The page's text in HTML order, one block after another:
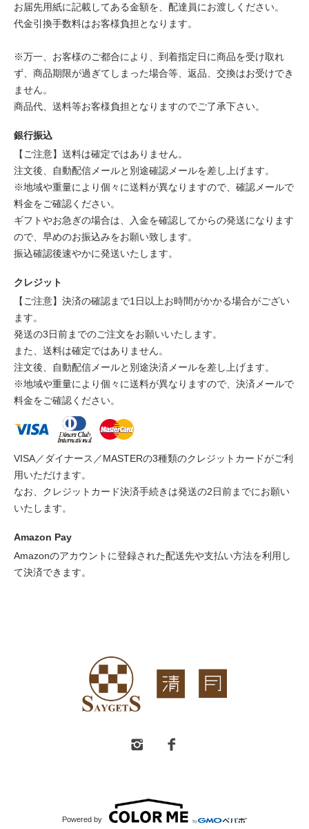
お届先用紙に記載してある金額を、配達員にお渡しください。
代金引換手数料はお客様負担となります。
※万一、お客様のご都合により、到着指定日に商品を受け取れ
ず、商品期限が過ぎてしまった場合等、返品、交換はお受けでき
ません。
商品代、送料等お客様負担となりますのでご了承下さい。
銀行振込
【ご注意】送料は確定ではありません。
注文後、自動配信メールと別途確認メールを差し上げます。
※地域や重量により個々に送料が異なりますので、確認メールで
料金をご確認ください。
ギフトやお急ぎの場合は、入金を確認してからの発送になります
ので、早めのお振込みをお願い致します。
振込確認後速やかに発送いたします。
クレジット
【ご注意】決済の確認まで1日以上お時間がかかる場合がござい
ます。
発送の3日前までのご注文をお願いいたします。
また、送料は確定ではありません。
注文後、自動配信メールと別途決済メールを差し上げます。
※地域や重量により個々に送料が異なりますので、決済メールで
料金をご確認ください。
VISA／ダイナース／MASTERの3種類のクレジットカードがご利
用いただけます。
なお、クレジットカード決済手続きは発送の2日前までにお願い
いたします。
Amazon Pay
Amazonのアカウントに登録された配送先や支払い方法を利用し
て決済できます。
Powered by